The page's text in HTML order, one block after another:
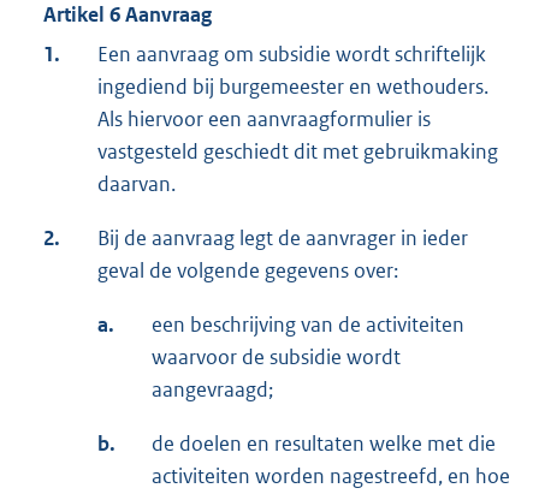
Artikel 6 Aanvraag
1.
Een aanvraag om subsidie wordt schriftelijk
ingediend bij burgemeester en wethouders.
Als hiervoor een aanvraagformulier is
vastgesteld geschiedt dit met gebruikmaking
daarvan.
2.
Bij de aanvraag legt de aanvrager in ieder
geval de volgende gegevens over:
a.
een beschrijving van de activiteiten
waarvoor de subsidie wordt
aangevraagd;
b.
de doelen en resultaten welke met die
activiteiten worden nagestreefd, en hoe